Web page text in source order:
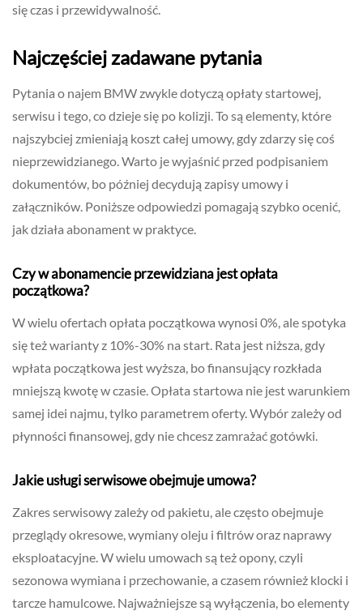
się czas i przewidywalność.
Najczęściej zadawane pytania
Pytania o najem BMW zwykle dotyczą opłaty startowej,
serwisu i tego, co dzieje się po kolizji. To są elementy, które
najszybciej zmieniają koszt całej umowy, gdy zdarzy się coś
nieprzewidzianego. Warto je wyjaśnić przed podpisaniem
dokumentów, bo później decydują zapisy umowy i
załączników. Poniższe odpowiedzi pomagają szybko ocenić,
jak działa abonament w praktyce.
Czy w abonamencie przewidziana jest opłata
początkowa?
W wielu ofertach opłata początkowa wynosi 0%, ale spotyka
się też warianty z 10%-30% na start. Rata jest niższa, gdy
wpłata początkowa jest wyższa, bo finansujący rozkłada
mniejszą kwotę w czasie. Opłata startowa nie jest warunkiem
samej idei najmu, tylko parametrem oferty. Wybór zależy od
płynności finansowej, gdy nie chcesz zamrażać gotówki.
Jakie usługi serwisowe obejmuje umowa?
Zakres serwisowy zależy od pakietu, ale często obejmuje
przeglądy okresowe, wymiany oleju i filtrów oraz naprawy
eksploatacyjne. W wielu umowach są też opony, czyli
sezonowa wymiana i przechowanie, a czasem również klocki i
tarcze hamulcowe. Najważniejsze są wyłączenia, bo elementy